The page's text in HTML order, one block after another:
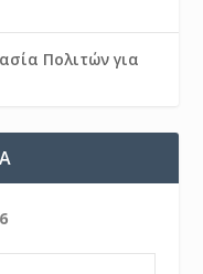
Πολιτών για